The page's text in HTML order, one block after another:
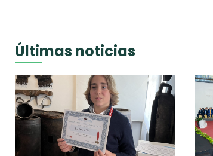
Últimas noticias